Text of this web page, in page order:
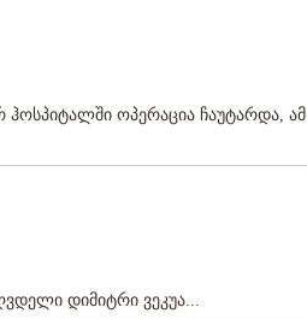
ოპერაცია ჩაუტარდა, ამ
დიმიტრი ვეკუა...